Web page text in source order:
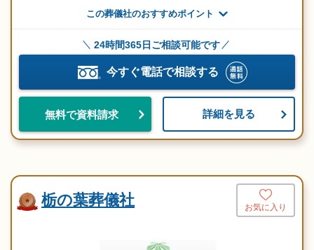
この葬儀社のおすすめポイント
24時間365日ご相談可能です
今すぐ電話で相談する
無料で資料請求 詳細を見る
栃の葉葬儀社 お気に入り